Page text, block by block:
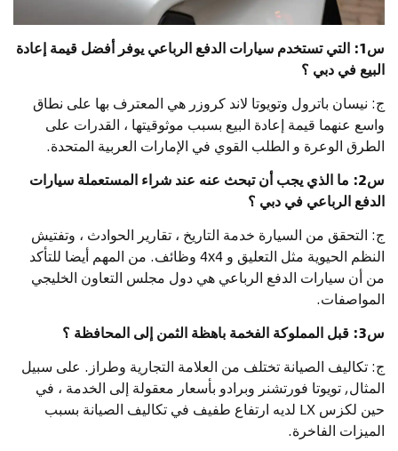
س1: التي تستخدم سيارات الدفع الرباعي يوفر أفضل قيمة إعادة
البيع في دبي ؟
ج: نيسان باترول وتويوتا لاند كروزر هي المعترف بها على نطاق
واسع عنهما قيمة إعادة البيع بسبب موثوقيتها ، القدرات على
الطرق الوعرة و الطلب القوي في الإمارات العربية المتحدة.
س2: ما الذي يجب أن تبحث عنه عند شراء المستعملة سيارات
الدفع الرباعي في دبي ؟
ج: التحقق من السيارة خدمة التاريخ ، تقارير الحوادث ، وتفتيش
النظم الحيوية مثل التعليق و 4x4 وظائف. من المهم أيضا للتأكد
من أن سيارات الدفع الرباعي هي دول مجلس التعاون الخليجي
المواصفات.
س3: قبل المملوكة الفخمة باهظة الثمن إلى المحافظة ؟
ج: تكاليف الصيانة تختلف من العلامة التجارية وطراز. على سبيل
المثال, تويوتا فورتشنر وبرادو بأسعار معقولة إلى الخدمة ، في
حين لكزس LX لديه ارتفاع طفيف في تكاليف الصيانة بسبب
الميزات الفاخرة.